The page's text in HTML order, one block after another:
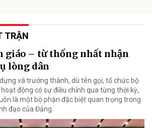
TRẬN
giáo – từ thống nhất nhận
lòng dân
và trưởng thành, dù tên gọi, tổ chức bộ
động có sự điều chỉnh qua từng thời kỳ,
là một bộ phận đặc biệt quan trọng trong
đạo của Đảng.